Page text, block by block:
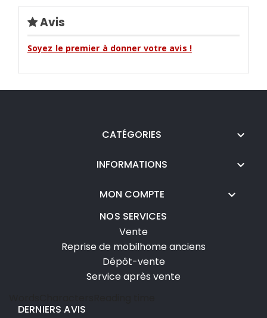
Avis
Soyez le premier à donner votre avis !
CATÉGORIES 
INFORMATIONS 
MON COMPTE 
NOS SERVICES
Vente
Reprise de mobilhome anciens
Dépôt-vente
Service après vente
DERNIERS AVIS